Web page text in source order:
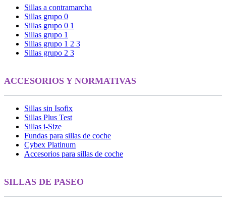
Sillas a contramarcha
Sillas grupo 0
Sillas grupo 0 1
Sillas grupo 1
Sillas grupo 1 2 3
Sillas grupo 2 3
ACCESORIOS Y NORMATIVAS
Sillas sin Isofix
Sillas Plus Test
Sillas i-Size
Fundas para sillas de coche
Cybex Platinum
Accesorios para sillas de coche
SILLAS DE PASEO